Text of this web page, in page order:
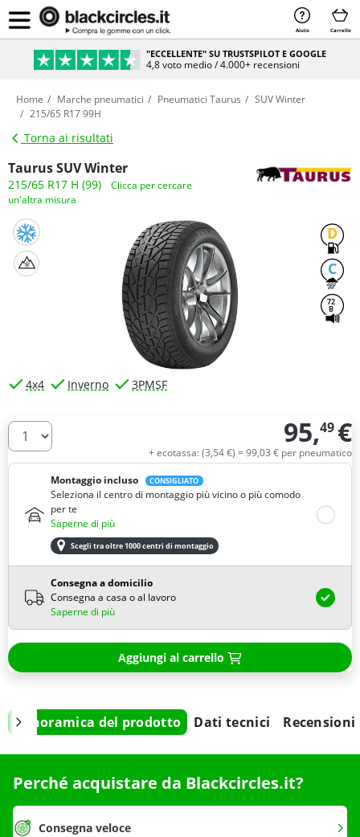
Aiuto Carrello
"ECCELLENTE" SU TRUSTSPILOT E GOOGLE
4,8 voto medio / 4.000+ recensioni
Home Marche pneumatici Pneumatici Taurus
SUV Winter
215/65 R17 99H
Torna ai risultati
Taurus SUV Winter
215/65 R17 H (99)
Clicca per cercare
un'altra misura
D
C
72
B
4x4 Inverno 3PMSF
Quantità 95,49 €
+ ecotassa: (3,54€) = 99,03 € per pneumatico
Montaggio incluso
CONSIGLIATO
Seleziona il centro di montaggio più vicino o più comodo
per te
Saperne di più
Scegli tra oltre 1000 centri di montaggio
Consegna a domicilio
Consegna a casa o al lavoro
Saperne di più
Aggiungi al carrello
Panoramica del prodotto Dati tecnici Recensioni
Perché acquistare da Blackcircles.it?
Consegna veloce